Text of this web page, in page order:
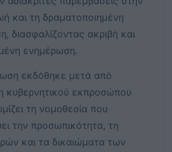
και τη δραματοποιημένη
διασφαλίζοντας ακριβή και
ενημέρωση.
εκδόθηκε μετά από
κυβερνητικού εκπροσώπου
τη νομοθεσία που
την προσωπικότητα, τη
και τα δικαιώματα των